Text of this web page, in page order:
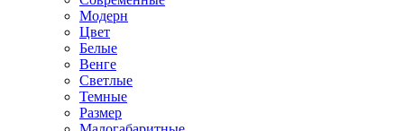
Модерн
Цвет
Белые
Венге
Светлые
Темные
Размер